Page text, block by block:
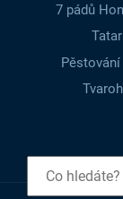
7 pádů